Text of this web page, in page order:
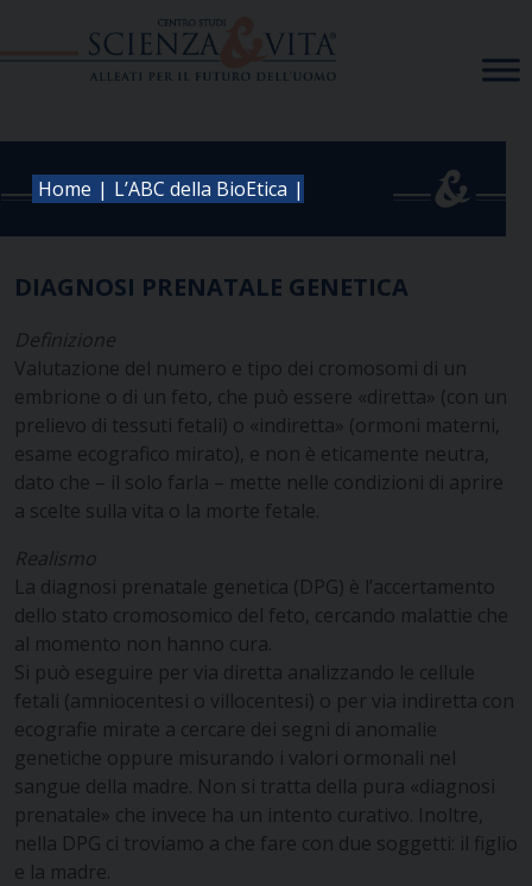
Home | L’ABC della BioEtica |
DIAGNOSI PRENATALE GENETICA
Definizione
Valutazione del numero e tipo dei cromosomi di un
embrione o di un feto, che può essere «diretta» (con un
prelievo di tessuti fetali) o «indiretta» (ormoni materni,
esame ecografico mirato), e non è eticamente neutra,
dato che – il solo farla – mette nelle condizioni di aprire
a scelte sulla vita o la morte fetale.
Realismo
La diagnosi prenatale genetica (DPG) è l’accertamento
dello stato cromosomico del feto, cercando malattie che
al momento non hanno cura.
Si può eseguire per via diretta analizzando le cellule
fetali (amniocentesi o villocentesi) o per via indiretta con
ecografie mirate a cercare dei segni di anomalie
genetiche oppure misurando i valori ormonali nel
sangue della madre. Non si tratta della pura «diagnosi
prenatale» che invece ha un intento curativo. Inoltre,
nella DPG ci troviamo a che fare con due soggetti: il figlio
e la madre.